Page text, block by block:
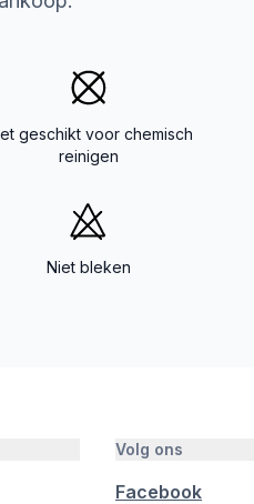
geschikt voor chemisch
reinigen
Niet bleken
Volg ons
Facebook